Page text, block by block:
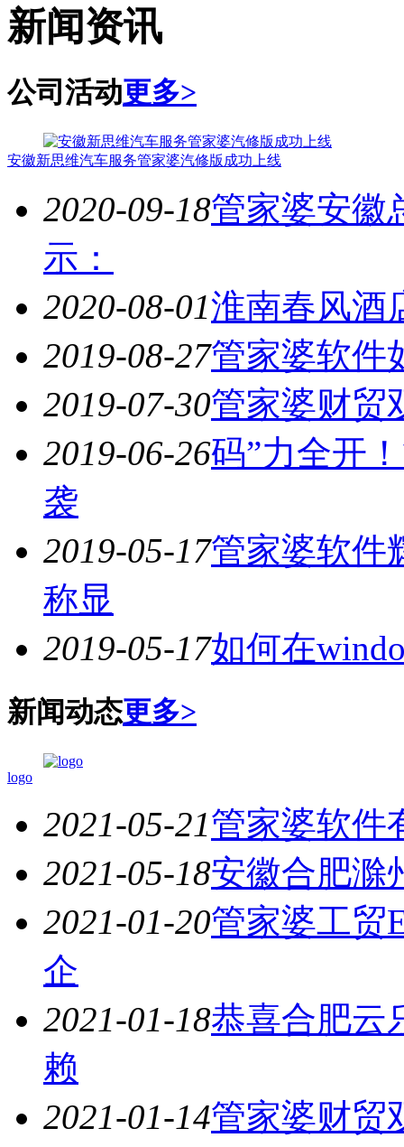
新闻资讯
公司活动更多>
安徽新思维汽车服务管家婆汽修版成功上线
2020-09-18管家婆安徽
示：
2020-08-01淮南春风酒
2019-08-27管家婆软件
2019-07-30管家婆财贸
2019-06-26码”力全开
袭
2019-05-17管家婆软件
称显
2019-05-17如何在
新闻动态更多>
logo
2021-05-21管家婆软件
2021-05-18安徽合肥滁
2021-01-20管家婆工贸
企
2021-01-18恭喜合肥云
赖
2021-01-14管家婆财贸